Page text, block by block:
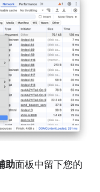
助面板中留下您的